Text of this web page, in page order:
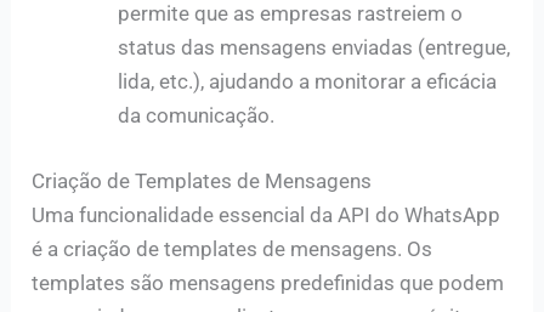
permite que as empresas rastreiem o
status das mensagens enviadas (entregue,
lida, etc.), ajudando a monitorar a eficácia
da comunicação.
Criação de Templates de Mensagens
Uma funcionalidade essencial da API do WhatsApp
é a criação de templates de mensagens. Os
templates são mensagens predefinidas que podem